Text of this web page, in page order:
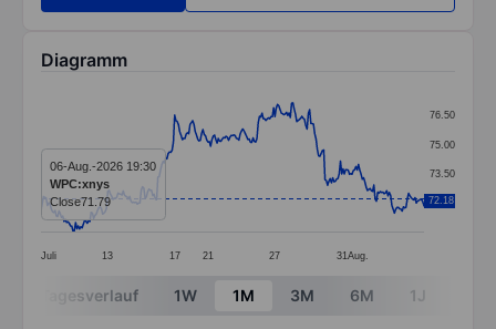
Diagramm
Line chart with 299 data points.
The chart has 1 X axis displaying categories.
The chart has 1 Y axis displaying values. Data ranges
Juli 13 17 21 27 31 Aug.
72.00
73.50
75.00
76.50
72.18
06-Aug.-2026 19:30
WPC:xnys
Close71.79
End of interactive chart.
Tagesverlauf 1W 1M 3M 6M 1J